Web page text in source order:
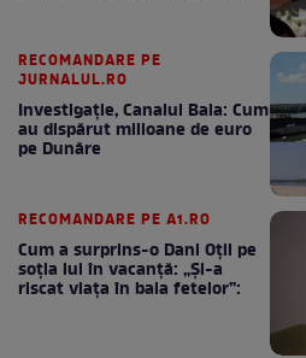
RECOMANDARE PE
JURNALUL.RO
Investigație, Canalul Bala: Cum
au dispărut milioane de euro
pe Dunăre
RECOMANDARE PE A1.RO
Cum a surprins-o Dani Oțil pe
soția lui în vacanță: „Și-a
riscat viața în baia fetelor”: